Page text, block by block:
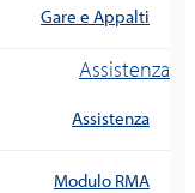
Gare e Appalti
Assistenza
Assistenza
Modulo RMA